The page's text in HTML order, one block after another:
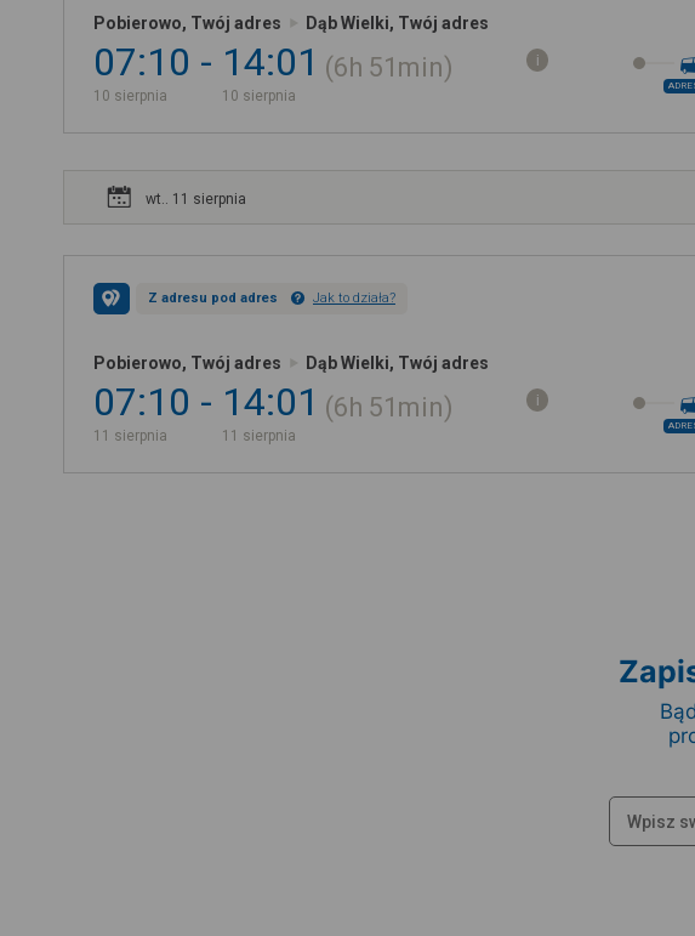
Pobierowo, Twój adres Dąb Wielki, Twój adres
07:10
10 sierpnia
14:01
10 sierpnia
6h 51min
wt.. 11 sierpnia
Z adresu pod adres Jak to działa?
Pobierowo, Twój adres Dąb Wielki, Twój adres
07:10
11 sierpnia
14:01
11 sierpnia
6h 51min